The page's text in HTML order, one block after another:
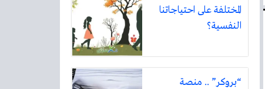
المختلفة على احتياجاتنا
النفسية؟
“بروكر” .. منصة